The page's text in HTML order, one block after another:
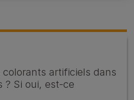
artificiels dans
? Si oui, est-ce